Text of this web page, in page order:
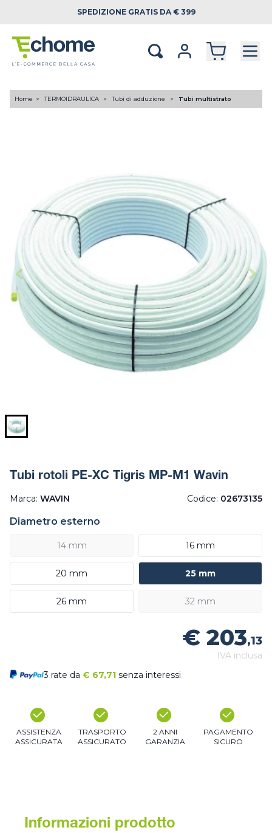
SPEDIZIONE GRATIS DA € 399
Home TERMOIDRAULICA Tubi di adduzione Tubi multistrato
Tubi rotoli PE-XC Tigris MP-M1 Wavin
Marca: WAVIN Codice: 02673135
Diametro esterno
14 mm 16 mm
20 mm 25 mm
26 mm 32 mm
€ 203,13
IVA inclusa
3 rate da € 67,71 senza interessi
ASSISTENZA
ASSICURATA
TRASPORTO
ASSICURATO
2 ANNI
GARANZIA
PAGAMENTO
SICURO
Informazioni prodotto